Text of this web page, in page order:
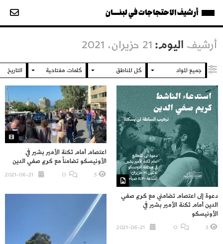
أرشيف الاحتجاجات في لبنــــان
أرشيف اليوم: 21 حزيران، 2021
دعوة إلى اعتصام تضامني مع كريم صفي
الدين أمام ثكنة الأمير بشير في
الأونيسكو
3
اعتصام أمام ثكنة الأمير بشير في
الأونيسكو تضامناً مع كريم صفي الدين
5